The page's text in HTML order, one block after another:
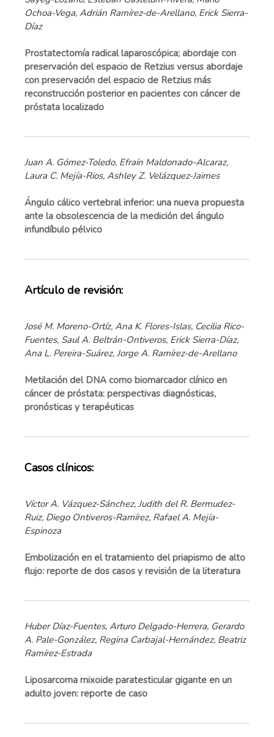
Ochoa-Vega, Adrián Ramírez-de-Arellano, Erick Sierra-
Díaz
Prostatectomía radical laparoscópica; abordaje con
preservación del espacio de Retzius versus abordaje
con preservación del espacio de Retzius más
reconstrucción posterior en pacientes con cáncer de
próstata localizado
Juan A. Gómez-Toledo, Efraín Maldonado-Alcaraz,
Laura C. Mejía-Rios, Ashley Z. Velázquez-Jaimes
Ángulo cálico vertebral inferior: una nueva propuesta
ante la obsolescencia de la medición del ángulo
infundíbulo pélvico
Artículo de revisión:
José M. Moreno-Ortíz, Ana K. Flores-Islas, Cecilia Rico-
Fuentes, Saul A. Beltrán-Ontiveros, Erick Sierra-Díaz,
Ana L. Pereira-Suárez, Jorge A. Ramírez-de-Arellano
Metilación del DNA como biomarcador clínico en
cáncer de próstata: perspectivas diagnósticas,
pronósticas y terapéuticas
Casos clínicos:
Víctor A. Vázquez-Sánchez, Judith del R. Bermudez-
Ruiz, Diego Ontiveros-Ramírez, Rafael A. Mejía-
Espinoza
Embolización en el tratamiento del priapismo de alto
flujo: reporte de dos casos y revisión de la literatura
Huber Díaz-Fuentes, Arturo Delgado-Herrera, Gerardo
A. Pale-González, Regina Carbajal-Hernández, Beatriz
Ramírez-Estrada
Liposarcoma mixoide paratesticular gigante en un
adulto joven: reporte de caso